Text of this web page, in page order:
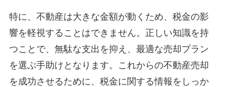
特に、不動産は大きな金額が動くため、税金の影
響を軽視することはできません。正しい知識を持
つことで、無駄な支出を抑え、最適な売却プラン
を選ぶ手助けとなります。これからの不動産売却
を成功させるために、税金に関する情報をしっか